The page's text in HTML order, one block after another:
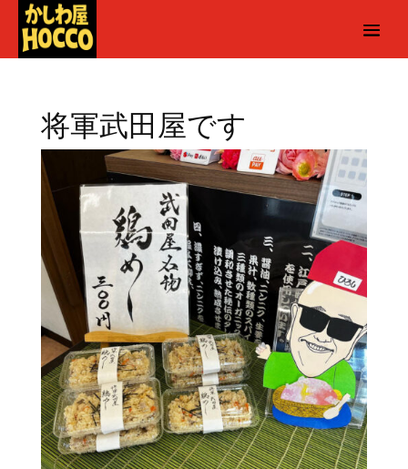
将軍武田屋です